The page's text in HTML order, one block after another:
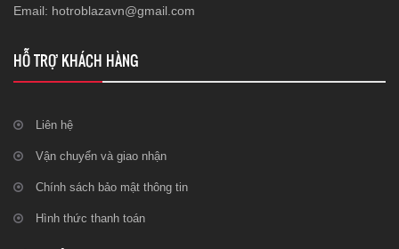
Email: hotroblazavn@gmail.com
HỖ TRỢ KHÁCH HÀNG
Liên hệ
Vận chuyển và giao nhận
Chính sách bảo mật thông tin
Hình thức thanh toán